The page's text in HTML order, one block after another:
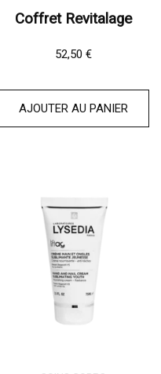
Coffret Revitalage
52,50 €
AJOUTER AU PANIER